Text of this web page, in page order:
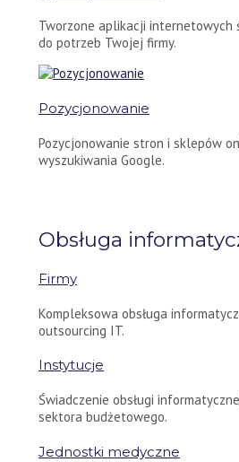
Tworzone aplikacji internetowych
do potrzeb Twojej firmy.
Pozycjonowanie
Pozycjonowanie stron i sklepów
wyszukiwania Google.
Obsługa
Firmy
Kompleksowa obsługa
outsourcing IT.
Instytucje
Świadczenie obsługi
sektora budżetowego.
Jednostki medyczne